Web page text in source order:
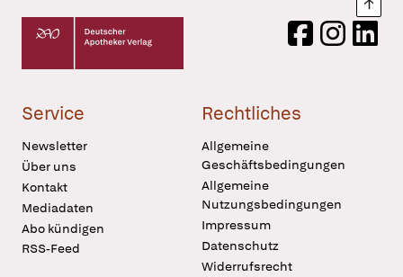
Deutscher Apotheker Verlag Logo
FacebookInstagram
Service
Newsletter
Über uns
Kontakt
Mediadaten
Abo kündigen
RSS-Feed
Rechtliches
Allgemeine
Geschäftsbedingungen
Allgemeine
Nutzungsbedingungen
Impressum
Datenschutz
Widerrufsrecht